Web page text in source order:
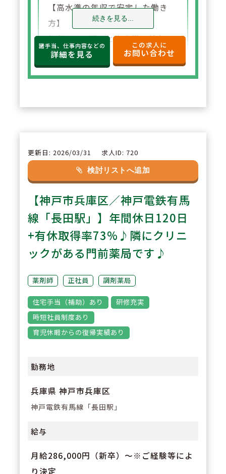
【高水準の年収で安定した働き
方】
年収650万円～と高水準の給与設
定。年俸制で収入の見通しも立て
やすく、選択した都道府県内で安
【住宅サポートが充実し安心して
スタート可能】
法人契約により初期費用の負担が
なく、家賃も上限5万円まで会社
負担。新たな環境でも安心して勤
務を開始できます。
3
【経験が浅い方からでもキャリア
を築ける環境】
調剤経験の浅い方も応募可能。現
場での経験を積みながら、リクル
ーターや研修など＋αの業務チャ
続きを見る...
諸手当、仕事内容などの
詳細を見る
この求人に
お問い合わせ
更新日: 2026/03/31 求人ID: 720
検討リストへ追加
【神戸市兵庫区／神戸電鉄有馬
線「長田駅」】年間休日120日
+有休取得率73%♪隣にクリニ
ックがある門前薬局です♪
薬剤師 正社員 調剤薬局
住宅手当（補助）あり
研修充実
時短社員制度あり
育児休暇からの復帰実績あり
勤務地
兵庫県 神戸市兵庫区
神戸電鉄有馬線「長田駅」
給与
月給286,000円（新卒）～※ご経験等によ
り決定